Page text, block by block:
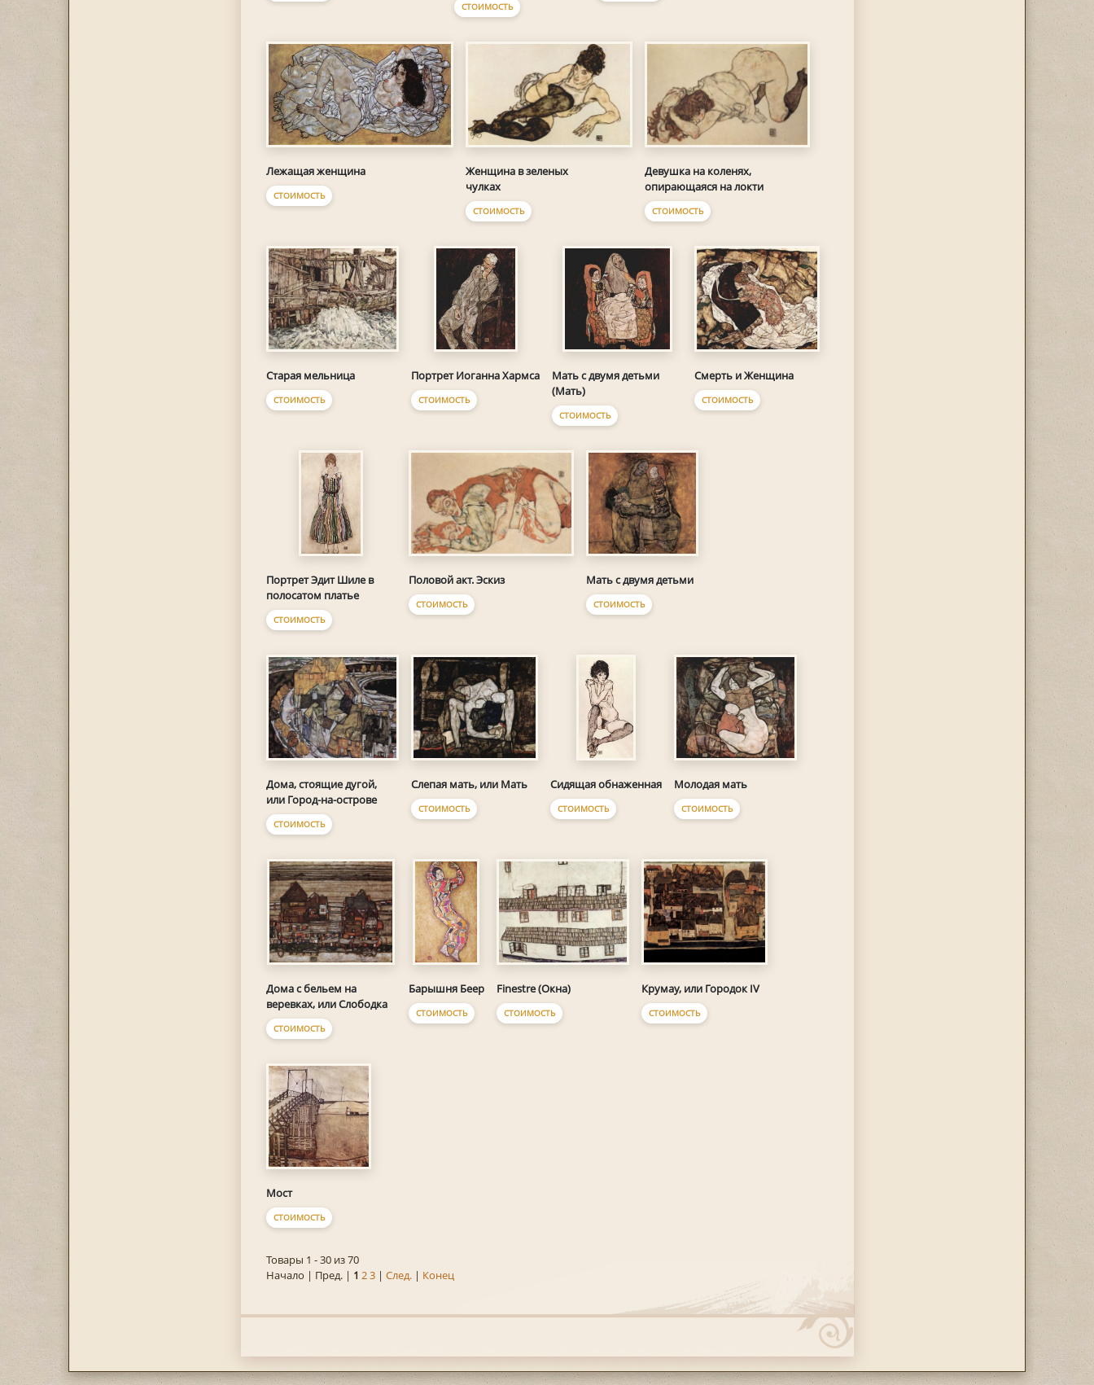
СТОИМОСТЬ
Лежащая женщина
СТОИМОСТЬ
Женщина в зеленых
чулках
СТОИМОСТЬ
Девушка на коленях,
опирающаяся на локти
СТОИМОСТЬ
Старая мельница
СТОИМОСТЬ
Портрет Иоганна Хармса
СТОИМОСТЬ
Мать с двумя детьми
(Мать)
СТОИМОСТЬ
Смерть и Женщина
СТОИМОСТЬ
Портрет Эдит Шиле в
полосатом платье
СТОИМОСТЬ
Половой акт. Эскиз
СТОИМОСТЬ
Мать с двумя детьми
СТОИМОСТЬ
Дома, стоящие дугой,
или Город-на-острове
СТОИМОСТЬ
Слепая мать, или Мать
СТОИМОСТЬ
Сидящая обнаженная
СТОИМОСТЬ
Молодая мать
СТОИМОСТЬ
Дома с бельем на
веревках, или Слободка
СТОИМОСТЬ
Барышня Беер
СТОИМОСТЬ
Finestre (Окна)
СТОИМОСТЬ
Крумау, или Городок IV
СТОИМОСТЬ
Мост
СТОИМОСТЬ
Товары 1 - 30 из 70
Начало | Пред. | 1 23| След.| Конец